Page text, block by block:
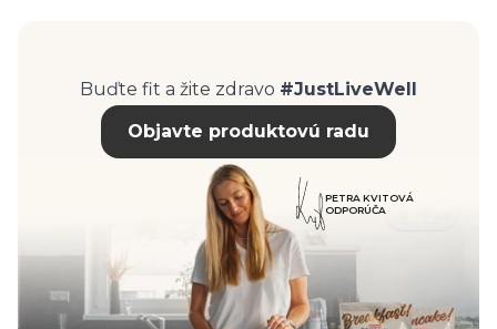
Buďte fit a žite zdravo #JustLiveWell
Objavte produktovú radu
PETRA KVITOVÁ
ODPORÚČA